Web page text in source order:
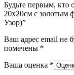
Будьте первым, кто
20х20см с золотым
Узор)”
Ваш адрес email не
помечены *
Ваша оценка *